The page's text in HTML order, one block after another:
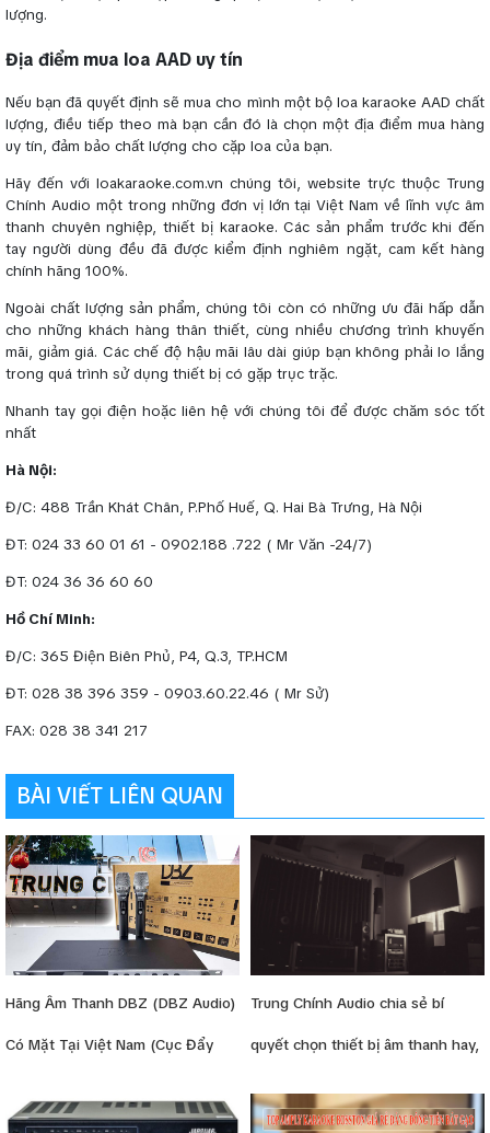
lượng.
Địa điểm mua loa AAD uy tín
Nếu bạn đã quyết định sẽ mua cho mình một bộ loa karaoke AAD chất
lượng, điều tiếp theo mà bạn cần đó là chọn một địa điểm mua hàng
uy tín, đảm bảo chất lượng cho cặp loa của bạn.
Hãy đến với loakaraoke.com.vn chúng tôi, website trực thuộc Trung
Chính Audio một trong những đơn vị lớn tại Việt Nam về lĩnh vực âm
thanh chuyên nghiệp, thiết bị karaoke. Các sản phẩm trước khi đến
tay người dùng đều đã được kiểm định nghiêm ngặt, cam kết hàng
chính hãng 100%.
Ngoài chất lượng sản phẩm, chúng tôi còn có những ưu đãi hấp dẫn
cho những khách hàng thân thiết, cùng nhiều chương trình khuyến
mãi, giảm giá. Các chế độ hậu mãi lâu dài giúp bạn không phải lo lắng
trong quá trình sử dụng thiết bị có gặp trục trặc.
Nhanh tay gọi điện hoặc liên hệ với chúng tôi để được chăm sóc tốt
nhất
Hà Nội:
Đ/C: 488 Trần Khát Chân, P.Phố Huế, Q. Hai Bà Trưng, Hà Nội
ĐT: 024 33 60 01 61 - 0902.188 .722 ( Mr Văn -24/7)
ĐT: 024 36 36 60 60
Hồ Chí Minh:
Đ/C: 365 Điện Biên Phủ, P4, Q.3, TP.HCM
ĐT: 028 38 396 359 - 0903.60.22.46 ( Mr Sử)
FAX: 028 38 341 217
BÀI VIẾT LIÊN QUAN
Hãng Âm Thanh DBZ (DBZ Audio)
Có Mặt Tại Việt Nam (Cục Đẩy
Xử Lý Tín Hiệu DBZ)
Trung Chính Audio chia sẻ bí
quyết chọn thiết bị âm thanh hay,